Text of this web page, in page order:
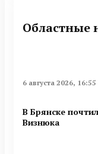
Областные
6 августа 2026, 16:55
В Брянске
Визнюка